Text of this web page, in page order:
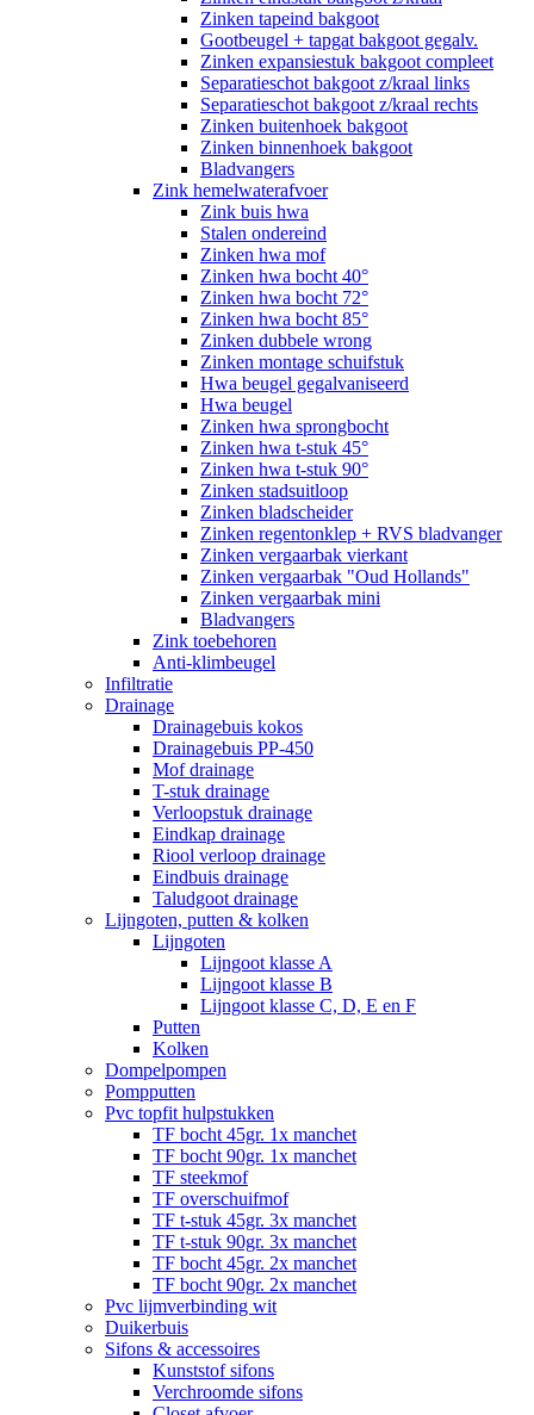
Zinken tapeind bakgoot
Gootbeugel + tapgat bakgoot gegalv.
Zinken expansiestuk bakgoot compleet
Separatieschot bakgoot z/kraal links
Separatieschot bakgoot z/kraal rechts
Zinken buitenhoek bakgoot
Zinken binnenhoek bakgoot
Bladvangers
Zink hemelwaterafvoer
Zink buis hwa
Stalen ondereind
Zinken hwa mof
Zinken hwa bocht 40°
Zinken hwa bocht 72°
Zinken hwa bocht 85°
Zinken dubbele wrong
Zinken montage schuifstuk
Hwa beugel gegalvaniseerd
Hwa beugel
Zinken hwa sprongbocht
Zinken hwa t-stuk 45°
Zinken hwa t-stuk 90°
Zinken stadsuitloop
Zinken bladscheider
Zinken regentonklep + RVS bladvanger
Zinken vergaarbak vierkant
Zinken vergaarbak "Oud Hollands"
Zinken vergaarbak mini
Bladvangers
Zink toebehoren
Anti-klimbeugel
Infiltratie
Drainage
Drainagebuis kokos
Drainagebuis PP-450
Mof drainage
T-stuk drainage
Verloopstuk drainage
Eindkap drainage
Riool verloop drainage
Eindbuis drainage
Taludgoot drainage
Lijngoten, putten & kolken
Lijngoten
Lijngoot klasse A
Lijngoot klasse B
Lijngoot klasse C, D, E en F
Putten
Kolken
Dompelpompen
Pompputten
Pvc topfit hulpstukken
TF bocht 45gr. 1x manchet
TF bocht 90gr. 1x manchet
TF steekmof
TF overschuifmof
TF t-stuk 45gr. 3x manchet
TF t-stuk 90gr. 3x manchet
TF bocht 45gr. 2x manchet
TF bocht 90gr. 2x manchet
Pvc lijmverbinding wit
Duikerbuis
Sifons & accessoires
Kunststof sifons
Verchroomde sifons